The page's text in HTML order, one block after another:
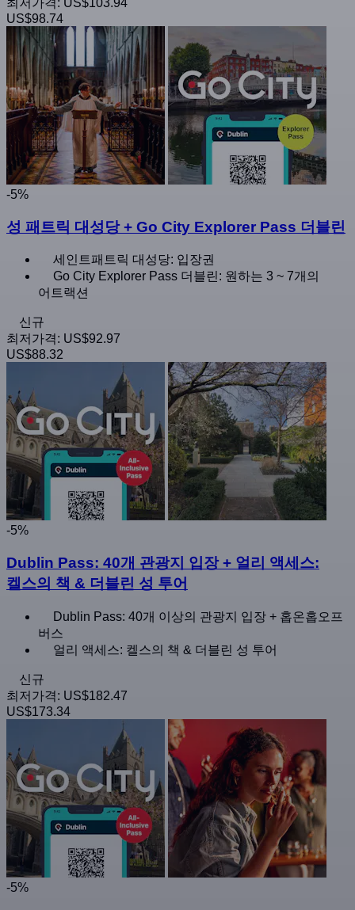
US$98.74
-5%
성 패트릭 대성당 + Go City Explorer Pass 더블린
세인트패트릭 대성당: 입장권
Go City Explorer Pass 더블린: 원하는 3 ~ 7개의
어트랙션
신규
최저가격: US$92.97
US$88.32
-5%
Dublin Pass: 40개 관광지 입장 + 얼리 액세스:
켈스의 책 & 더블린 성 투어
Dublin Pass: 40개 이상의 관광지 입장 + 홉온홉오프
버스
얼리 액세스: 켈스의 책 & 더블린 성 투어
신규
최저가격: US$182.47
US$173.34
-5%